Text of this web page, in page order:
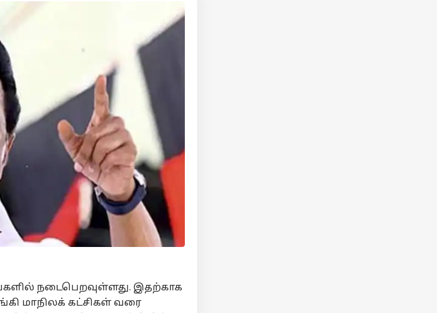
நடைபெறவுள்ளது. இதற்காக
மாநிலக் கட்சிகள் வரை